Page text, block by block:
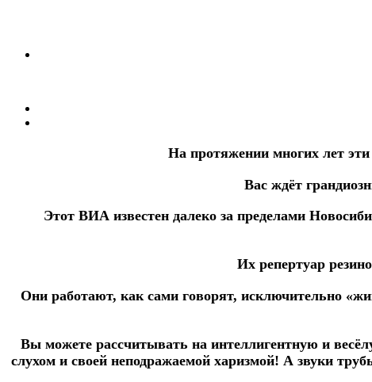
На протяжении многих лет
Вас ждёт
Этот ВИА известен далеко за пределами
Их репертуар
Они работают, как сами говорят, исключительно
Вы можете рассчитывать на интеллигентную и
слухом и своей неподражаемой харизмой! А звуки